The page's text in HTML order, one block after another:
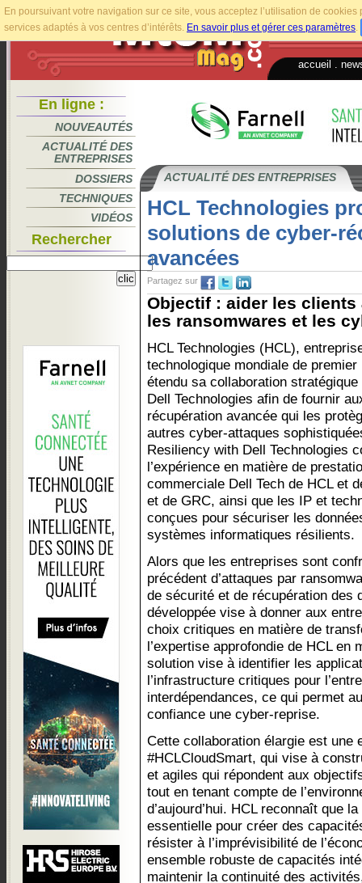
En poursuivant votre navigation sur ce site, vous acceptez l’utilisation de
services adaptés à vos centres d’intérêts. En savoir plus et gérer ces paramètres.
accueil
En ligne :
NOUVEAUTÉS
ACTUALITÉ DES
ENTREPRISES
DOSSIERS
TECHNIQUES
VIDÉOS
Rechercher
ACTUALITÉ DES ENTREPRISES
HCL Technologies
solutions de cyber-
avancées
Partagez sur
Objectif : aider les clients
les ransomwares et les
HCL Technologies (HCL),
technologique mondiale de premier
étendu sa collaboration stratégique
Dell Technologies afin de fournir
récupération avancée qui les
autres cyber-attaques
Resiliency with Dell Technologies
l’expérience en matière de
commerciale Dell Tech de HCL et
et de GRC, ainsi que les IP et
conçues pour sécuriser les
systèmes informatiques résilients.
Alors que les entreprises sont
précédent d’attaques par
de sécurité et de récupération des
développée vise à donner aux
choix critiques en matière de
l’expertise approfondie de HCL en
solution vise à identifier les
l’infrastructure critiques pour
interdépendances, ce qui permet
confiance une cyber-reprise.
Cette collaboration élargie est une
#HCLCloudSmart, qui vise à
et agiles qui répondent aux
tout en tenant compte de
d’aujourd’hui. HCL reconnaît que
essentielle pour créer des
résister à l’imprévisibilité de
ensemble robuste de capacités
maintenir la continuité des